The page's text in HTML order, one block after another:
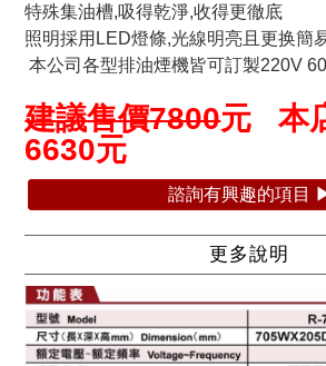
特殊集油槽,吸得乾淨,收得更徹底
照明採用LED燈條,光線明亮且更换簡
本公司各型排油煙機皆可訂製220V
建議售價7800元 本
6630元
諮詢有興趣的項目
更多說明